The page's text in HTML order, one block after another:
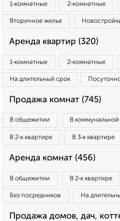
1‑комнатные 2‑комнатные
Вторичное жилье
Аренда квартир (320)
1‑комнатные 2‑комнатные
На длительный срок
Продажа комнат (745)
В общежитии В коммунальной
В 2‑к квартире В 3‑к квартире
Аренда комнат (456)
В общежитии В 2‑к квартире
Без посредников На
Продажа домов, дач,